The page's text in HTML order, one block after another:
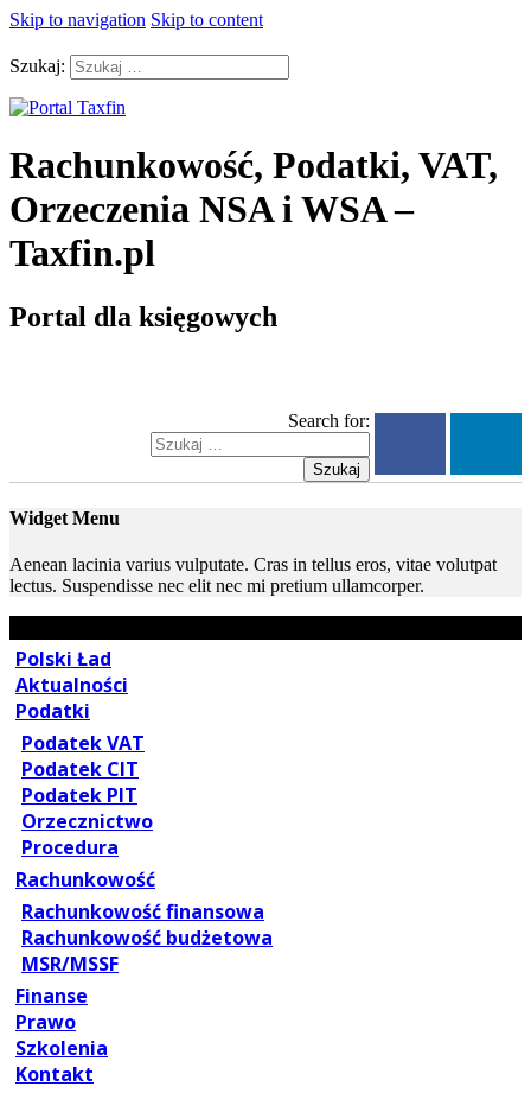
Skip to navigation Skip to content
Szukaj:
Rachunkowość, Podatki, VAT,
Orzeczenia NSA i WSA –
Taxfin.pl
Portal dla księgowych
Search for:
Szukaj
Widget Menu
Aenean lacinia varius vulputate. Cras in tellus eros, vitae volutpat
lectus. Suspendisse nec elit nec mi pretium ullamcorper.
Polski Ład
Aktualności
Podatki
Podatek VAT
Podatek CIT
Podatek PIT
Orzecznictwo
Procedura
Rachunkowość
Rachunkowość finansowa
Rachunkowość budżetowa
MSR/MSSF
Finanse
Prawo
Szkolenia
Kontakt